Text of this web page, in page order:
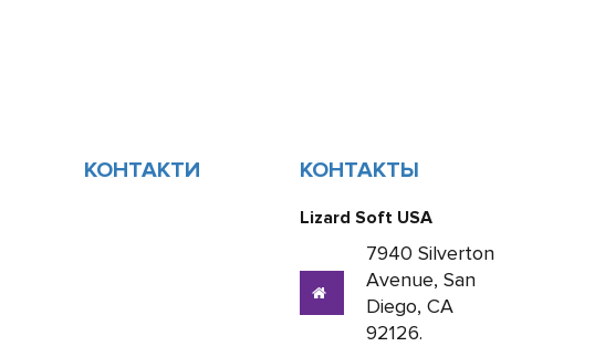
КОНТАКТИ КОНТАКТЫ
Lizard Soft USA
7940 Silverton
Avenue, San
Diego, CA
92126.